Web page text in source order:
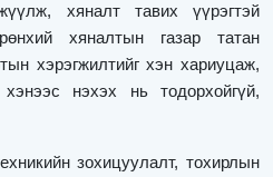
хяналт тавих үүрэгтэй
хяналтын газар татан
хэрэгжилтийг хэн хариуцаж,
хэнээс нэхэх нь тодорхойгүй,
зохицуулалт, тохирлын